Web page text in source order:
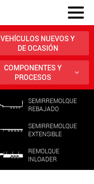
VEHÍCULOS NUEVOS Y
DE OCASIÓN
COMPONENTES Y
PROCESOS
SEMIRREMOLQUE
REBAJADO
SEMIRREMOLQUE
EXTENSIBLE
REMOLQUE
INLOADER